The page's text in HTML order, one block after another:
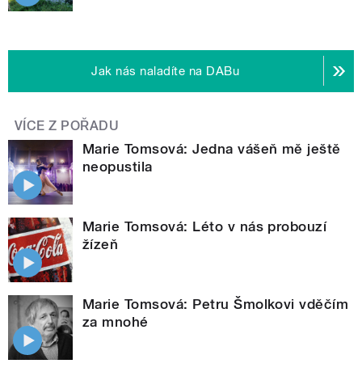
Jak nás naladíte na DABu
VÍCE Z POŘADU
Marie Tomsová: Jedna vášeň mě ještě
neopustila
Marie Tomsová: Léto v nás probouzí
žízeň
Marie Tomsová: Petru Šmolkovi vděčím
za mnohé